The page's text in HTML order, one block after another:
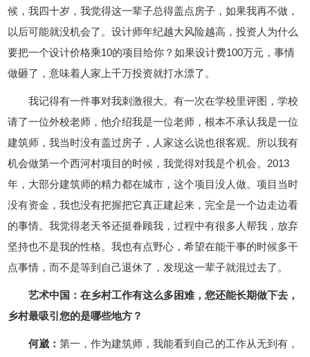
候，我四十岁，我觉得这一辈子总得盖点房子，如果我再不做，
以后可能就没机会了。设计师年纪越大风险越高，投资人为什么
要把一个设计价格乘10的项目给你？如果设计费100万元，事情
做砸了，意味着人家上千万投资就打水漂了。
我记得有一件事对我刺激很大。有一次在学校里评图，学校
请了一位外校老师，他介绍我是一位老师，根本不承认我是一位
建筑师，我当时没有盖过房子，人家这么说也很客观。所以我有
机会做第一个西河村项目的时候，我觉得对我是个机会。2013
年，大部分建筑师的精力都在城市，这个项目没人做。项目当时
没有资金，我也没有把握把它真正建起来，完全是一个边走边看
的事情。我觉得老天爷还挺眷顾我，过程中有很多人帮我，放弃
坚持也不是我的性格。我也有点野心，希望在能干事的时候多干
点事情，而不是等到自己退休了，发现这一辈子就混过去了。
艺术中国：在乡村工作有这么多困难，您还能长期做下去，
乡村最吸引您的是哪些地方？
何崴：第一，作为建筑师，我能看到自己的工作从无到有，